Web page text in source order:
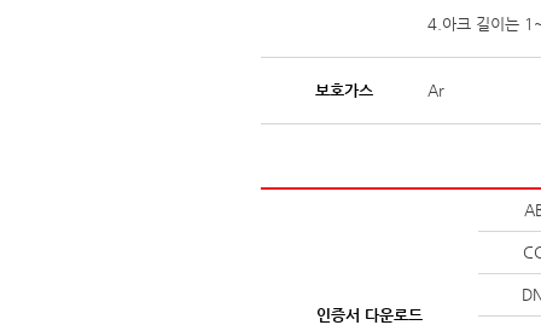
4.아크 길이는
보호가스 Ar
인증서 다운로드